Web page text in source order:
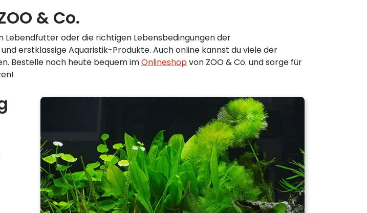
& Co.
Lebendfutter oder die richtigen Lebensbedingungen der
erstklassige Aquaristik-Produkte. Auch online kannst du viele der
Bestelle noch heute bequem imOnlineshopvon ZOO & Co. und sorge für